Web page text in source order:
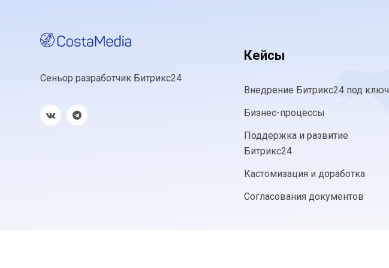
Сеньор разработчик Битрикс24
Кейсы
Внедрение Битрикс24 под ключ
Бизнес-процессы
Поддержка и развитие
Битрикс24
Кастомизация и доработка
Согласования документов